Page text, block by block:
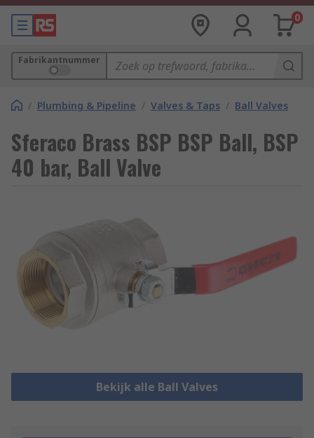
0
Fabrikantnummer
/ Plumbing & Pipeline / Valves & Taps / Ball Valves
Sferaco Brass BSP BSP Ball, BSP
40 bar, Ball Valve
Bekijk alle Ball Valves